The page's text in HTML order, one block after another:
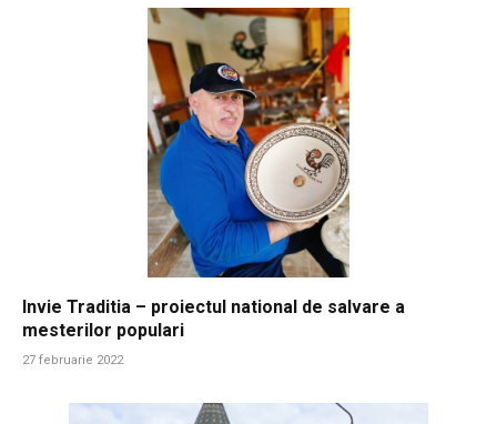
Invie Traditia – proiectul national de salvare a
mesterilor populari
27 februarie 2022